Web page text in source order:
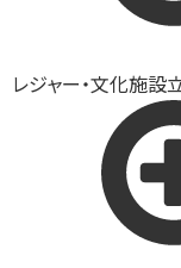
レジャー・文化施設